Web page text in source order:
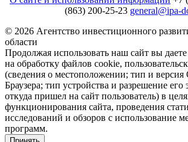
(863) 200-25-23 general@ipa-
© 2026 Агентство инвестиционного
области
Продолжая использовать наш сайт вы даете
на обработку файлов cookie,
(сведения о местоположении; тип и
Браузера; тип устройства и разрешение его
откуда пришел на сайт пользователь) в
функционирования сайта, проведения
исследований и обзоров c использование
программ.